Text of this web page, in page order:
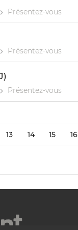
Présentez-vous
Présentez-vous
Présentez-vous
13 14 15 16